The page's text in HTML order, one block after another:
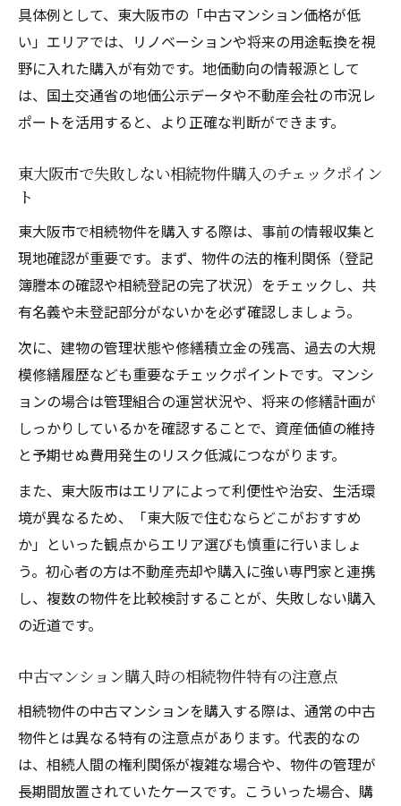
相続物件を活用した資産価値向上の実践方
法
東大阪市の地価動向と相続物件選びの重要
性
中古マンション市場における相続物件の魅
具体例として、東大阪市の「中古マンション価格が低
い」エリアでは、リノベーションや将来の用途転換を視
野に入れた購入が有効です。地価動向の情報源として
は、国土交通省の地価公示データや不動産会社の市況レ
ポートを活用すると、より正確な判断ができます。
東大阪市で失敗しない相続物件購入のチェックポイン
ト
東大阪市で相続物件を購入する際は、事前の情報収集と
現地確認が重要です。まず、物件の法的権利関係（登記
簿謄本の確認や相続登記の完了状況）をチェックし、共
有名義や未登記部分がないかを必ず確認しましょう。
次に、建物の管理状態や修繕積立金の残高、過去の大規
模修繕履歴なども重要なチェックポイントです。マンシ
ョンの場合は管理組合の運営状況や、将来の修繕計画が
しっかりしているかを確認することで、資産価値の維持
と予期せぬ費用発生のリスク低減につながります。
また、東大阪市はエリアによって利便性や治安、生活環
境が異なるため、「東大阪で住むならどこがおすすめ
か」といった観点からエリア選びも慎重に行いましょ
う。初心者の方は不動産売却や購入に強い専門家と連携
し、複数の物件を比較検討することが、失敗しない購入
の近道です。
中古マンション購入時の相続物件特有の注意点
相続物件の中古マンションを購入する際は、通常の中古
物件とは異なる特有の注意点があります。代表的なの
は、相続人間の権利関係が複雑な場合や、物件の管理が
長期間放置されていたケースです。こういった場合、購